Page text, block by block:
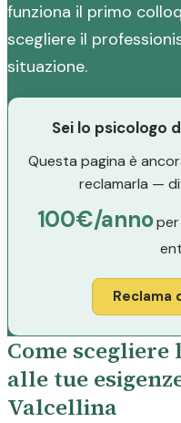
funziona il primo
scegliere il
situazione.
Sei lo psicologo
Questa pagina è
reclamarla —
100€/annoper
Reclama
Come
alle tue
Valcellina